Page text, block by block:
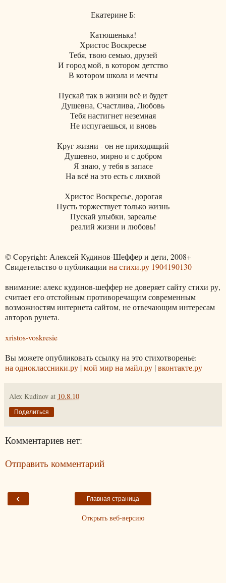
Екатерине Б:
Катюшенька!
Христос Воскресье
Тебя, твою семью, друзей
И город мой, в котором детство
В котором школа и мечты
Пускай так в жизни всё и будет
Душевна, Счастлива, Любовь
Тебя настигнет неземная
Не испугаешься, и вновь
Круг жизни - он не приходящий
Душевно, мирно и с добром
Я знаю, у тебя в запасе
На всё на это есть с лихвой
Христос Воскресье, дорогая
Пусть торжествует только жизнь
Пускай улыбки, зареалье
реалий жизни и любовь!
© Copyright: Алексей Кудинов-Шеффер и дети, 2008+
Свидетельство о публикации на стихи.ру 1904190130
внимание: алекс кудинов-шеффер не доверяет сайту стихи ру,
считает его отстойным противоречащим современным
возможностям интернета сайтом, не отвечающим интересам
авторов рунета.
xristos-voskresie
Вы можете опубликовать ссылку на это стихотворенье:
на одноклассники.ру | мой мир на майл.ру | вконтакте.ру
Alex Kudinov at 10.8.10
Поделиться
Комментариев нет:
Отправить комментарий
‹ Главная страница
Открыть веб-версию